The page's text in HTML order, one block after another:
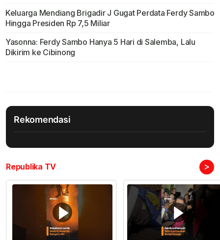
Keluarga Mendiang Brigadir J Gugat Perdata Ferdy Sambo
Hingga Presiden Rp 7,5 Miliar
Yasonna: Ferdy Sambo Hanya 5 Hari di Salemba, Lalu
Dikirim ke Cibinong
Rekomendasi
Republika TV >